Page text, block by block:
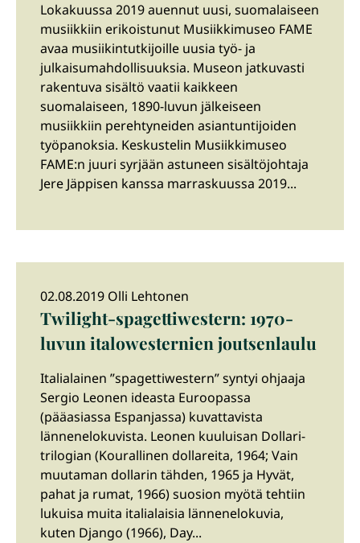
Lokakuussa 2019 auennut uusi, suomalaiseen
musiikkiin erikoistunut Musiikkimuseo FAME
avaa musiikintutkijoille uusia työ- ja
julkaisumahdollisuuksia. Museon jatkuvasti
rakentuva sisältö vaatii kaikkeen
suomalaiseen, 1890-luvun jälkeiseen
musiikkiin perehtyneiden asiantuntijoiden
työpanoksia. Keskustelin Musiikkimuseo
FAME:n juuri syrjään astuneen sisältöjohtaja
Jere Jäppisen kanssa marraskuussa 2019...
02.08.2019 Olli Lehtonen
Twilight-spagettiwestern: 1970-
luvun italowesternien joutsenlaulu
Italialainen ”spagettiwestern” syntyi ohjaaja
Sergio Leonen ideasta Euroopassa
(pääasiassa Espanjassa) kuvattavista
lännenelokuvista. Leonen kuuluisan Dollari-
trilogian (Kourallinen dollareita, 1964; Vain
muutaman dollarin tähden, 1965 ja Hyvät,
pahat ja rumat, 1966) suosion myötä tehtiin
lukuisa muita italialaisia lännenelokuvia,
kuten Django (1966), Day...